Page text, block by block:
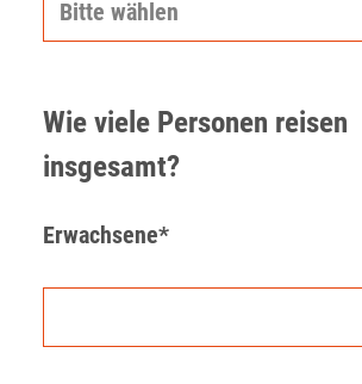
Wie viele Personen reisen
insgesamt?
Erwachsene*